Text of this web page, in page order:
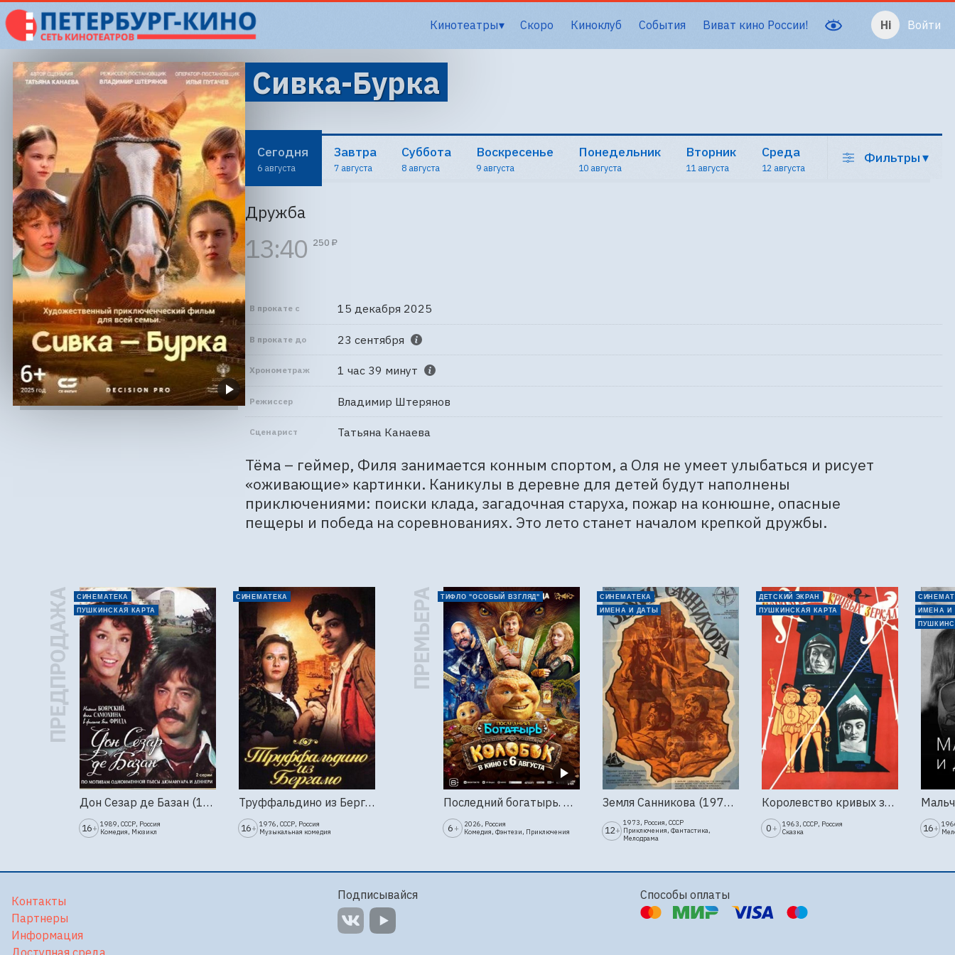
Кинотеатры Скоро Киноклуб События Виват кино России! Войти
Сивка-Бурка
Сегодня
6 августа
Завтра
7 августа
Суббота
8 августа
Воскресенье
9 августа
Понедельник
10 августа
Вторник
11 августа
Среда
12 августа
Фильтры▾
Дружба
13:40 250 ₽
В прокате с 15 декабря 2025
В прокате до 23 сентября
Хронометраж 1 час 39 минут
Режиссер Владимир Штерянов
Сценарист Татьяна Канаева
Тёма – геймер, Филя занимается конным спортом, а Оля не умеет улыбаться и рисует
«оживающие» картинки. Каникулы в деревне для детей будут наполнены
приключениями: поиски клада, загадочная старуха, пожар на конюшне, опасные
пещеры и победа на соревнованиях. Это лето станет началом крепкой дружбы.
ПРЕДПРОДАЖА
СИНЕМАТЕКА
ПУШКИНСКАЯ КАРТА
Дон Сезар де Базан (1989г., Ленфильм, 2 серии)
16+ 1989, СССР, Россия
Комедия, Мюзикл
СИНЕМАТЕКА
Труффальдино из Бергамо (1976г., Ленфильм, 2 серии)
16+ 1976, СССР, Россия
Музыкальная комедия
ПРЕМЬЕРА ТИФЛО "ОСОБЫЙ ВЗГЛЯД"
Последний богатырь. Колобок
6 +
2026, Россия
Комедия, Фэнтези, Приключения
СИНЕМАТЕКА
ИМЕНА И ДАТЫ
Земля Санникова (1973, Мосфильм)
12+
1973, Россия, СССР
Приключения, Фантастика,
Мелодрама
ДЕТСКИЙ ЭКРАН
ПУШКИНСКАЯ КАРТА
Королевство кривых зеркал (1963г., Киностудия Горького)
0 +
1963, СССР, Россия
Сказка
ИМЕНА И
16+
Контакты
Партнеры
Информация
Доступная среда
Подписывайся Способы оплаты